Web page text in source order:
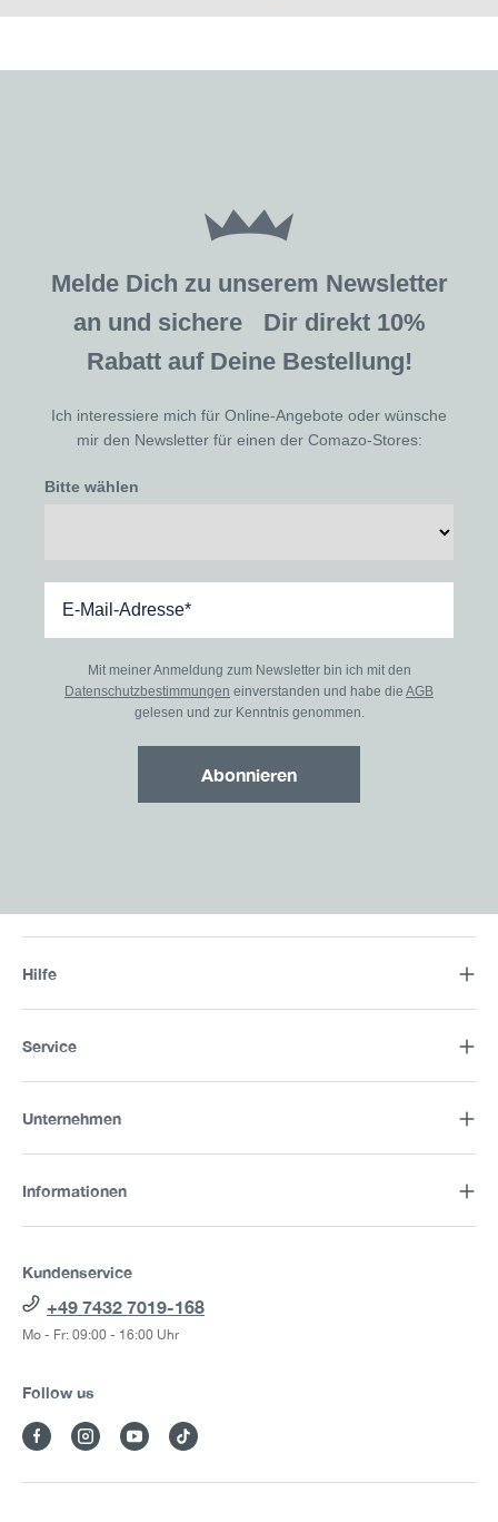
Melde Dich zu unserem Newsletter
an und sichere Dir direkt 10%
Rabatt auf Deine Bestellung!
Ich interessiere mich für Online-Angebote oder wünsche
mir den Newsletter für einen der Comazo-Stores:
Bitte wählen
Mit meiner Anmeldung zum Newsletter bin ich mit den
Datenschutzbestimmungen einverstanden und habe die AGB
gelesen und zur Kenntnis genommen.
Abonnieren
Hilfe
Service
Unternehmen
Informationen
Kundenservice
+49 7432 7019-168
Mo - Fr: 09:00 - 16:00 Uhr
Follow us